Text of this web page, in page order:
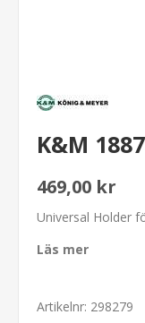
K&M
469,00 kr
Universal Holder
Läs mer
Artikelnr: 298279